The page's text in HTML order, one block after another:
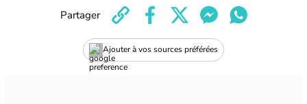
Ajouter à vos sources préférées
Partager